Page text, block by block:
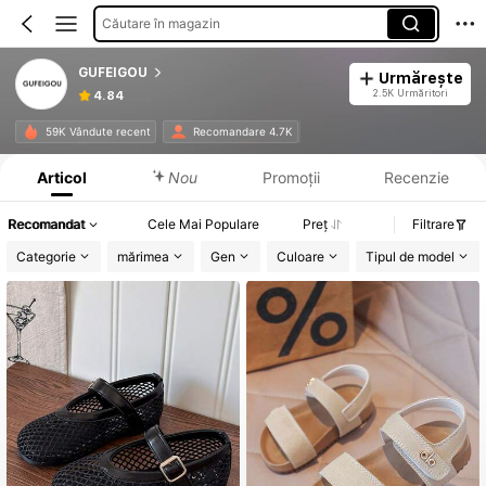
Căutare în magazin
GUFEIGOU
4.84
Urmărește
2.5K Urmăritori
59K Vândute recent Recomandare 4.7K
Informații despre produs: Divulgarea prețului, detalii privind vânzările și stocul.
Articol Nou Promoții Recenzie
Recomandat Cele Mai Populare Preț
Filtrare
Categorie
mărimea Gen Culoare Tipul de model